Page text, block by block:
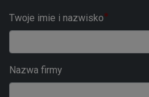
Twoje imie i nazwisko
Nazwa firmy